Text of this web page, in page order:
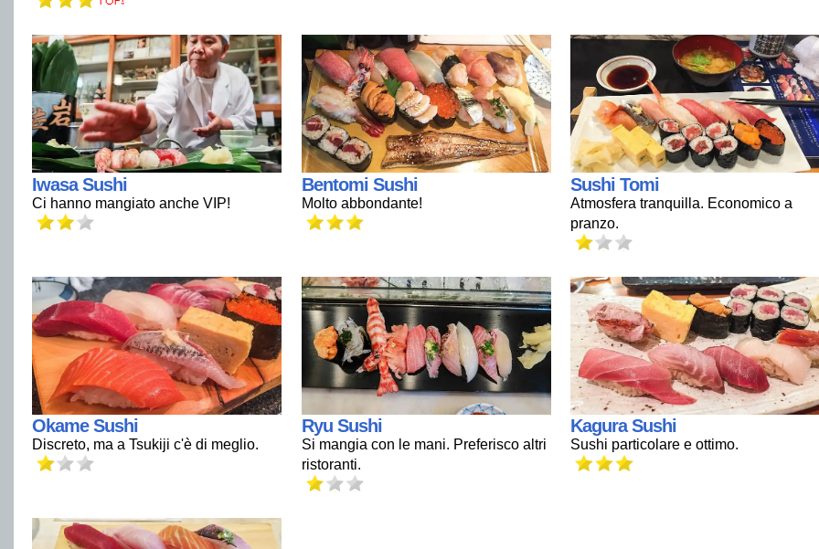
Iwasa Sushi
Ci hanno mangiato anche VIP!
Bentomi Sushi
Molto abbondante!
Sushi Tomi
Atmosfera tranquilla. Economico a
pranzo.
Okame Sushi
Discreto, ma a Tsukiji c'è di meglio.
Ryu Sushi
Si mangia con le mani. Preferisco altri
ristoranti.
Kagura Sushi
Sushi particolare e ottimo.